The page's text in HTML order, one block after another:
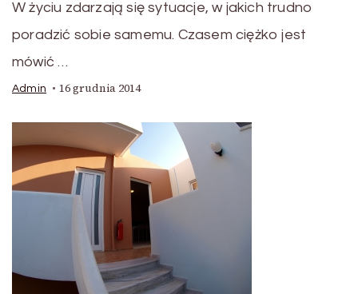
W życiu zdarzają się sytuacje, w jakich trudno
poradzić sobie samemu. Czasem ciężko jest
mówić …
Admin 16 grudnia 2014